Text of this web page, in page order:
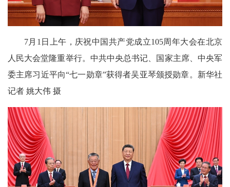
7月1日上午，庆祝中国共产党成立105周年大会在北京
人民大会堂隆重举行。中共中央总书记、国家主席、中央军
委主席习近平向“七一勋章”获得者吴亚琴颁授勋章。新华社
记者 姚大伟 摄